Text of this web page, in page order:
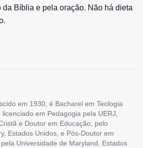
da Bíblia e pela oração. Não há dieta
em 1930, é Bacharel em Teologia
em Pedagogia pela UERJ,
e Doutor em Educação, pelo
Estados Unidos, e Pós-Doutor em
Universidade de Maryland, Estados